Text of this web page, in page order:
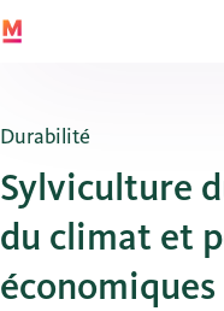
Durabilité
Sylviculture
du climat et
économiques